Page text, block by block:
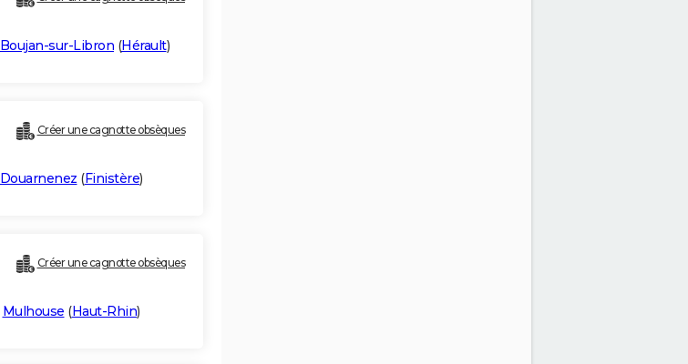
Boujan-sur-Libron (Hérault)
Créer une cagnotte obsèques
Douarnenez (Finistère)
Créer une cagnotte obsèques
Mulhouse (Haut-Rhin)